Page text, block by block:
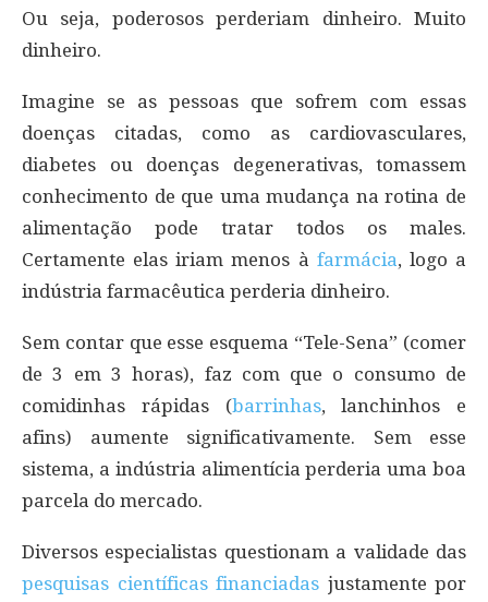
Ou seja, poderosos perderiam dinheiro. Muito
dinheiro.
Imagine se as pessoas que sofrem com essas
doenças citadas, como as cardiovasculares,
diabetes ou doenças degenerativas, tomassem
conhecimento de que uma mudança na rotina de
alimentação pode tratar todos os males.
Certamente elas iriam menos à farmácia, logo a
indústria farmacêutica perderia dinheiro.
Sem contar que esse esquema “Tele-Sena” (comer
de 3 em 3 horas), faz com que o consumo de
comidinhas rápidas (barrinhas, lanchinhos e
afins) aumente significativamente. Sem esse
sistema, a indústria alimentícia perderia uma boa
parcela do mercado.
Diversos especialistas questionam a validade das
pesquisas científicas financiadas justamente por